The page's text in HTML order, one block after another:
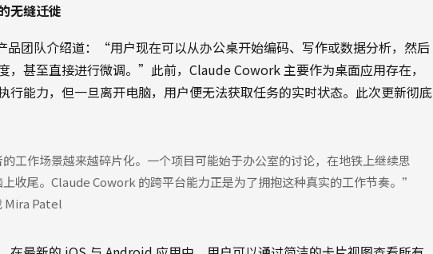
无缝迁徙
品团队介绍道：“用户现在可以从办公桌开始编码、写作或数据分析，然后
，甚至直接进行微调。”此前，Claude Cowork 主要作为桌面应用存在，
行能力，但一旦离开电脑，用户便无法获取任务的实时状态。此次更新彻底
工作场景越来越碎片化。一个项目可能始于办公室的讨论，在地铁上继续思
收尾。Claude Cowork 的跨平台能力正是为了拥抱这种真实的工作节奏。”
Patel